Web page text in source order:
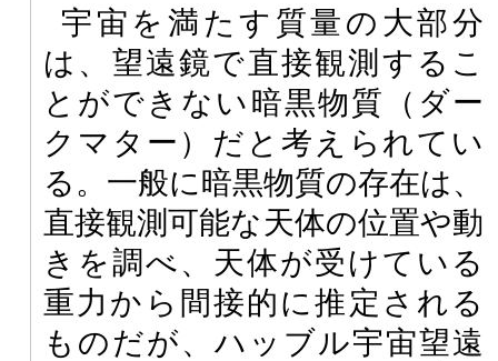
宇宙を満たす質量の大部分
は、望遠鏡で直接観測するこ
とができない暗黒物質（ダー
クマター）だと考えられてい
る。一般に暗黒物質の存在は、
直接観測可能な天体の位置や動
きを調べ、天体が受けている
重力から間接的に推定される
ものだが、ハッブル宇宙望遠